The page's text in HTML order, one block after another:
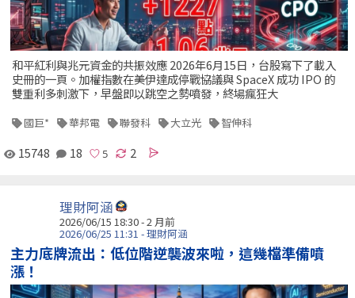
和平紅利與兆元資金的共振效應 2026年6月15日，台股寫下了載入
史冊的一頁。加權指數在美伊達成停戰協議與 SpaceX 成功 IPO 的
雙重利多刺激下，早盤即以跳空之勢噴發，終場瘋狂大
國巨* 華邦電 聯發科 大立光 智伸科
15748 18 2
理財阿涵
2026/06/15 18:30 - 2 月前
2026/06/25 11:31 - 理財阿涵
主力底牌流出：低位階逆襲波來啦，這幾檔準備噴
漲！